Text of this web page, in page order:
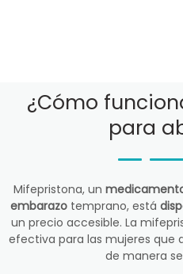
¿Cómo
para
Mifepristona, un
embarazotemprano, está
un precio accesible. La
efectiva para las mujeres que
de manera